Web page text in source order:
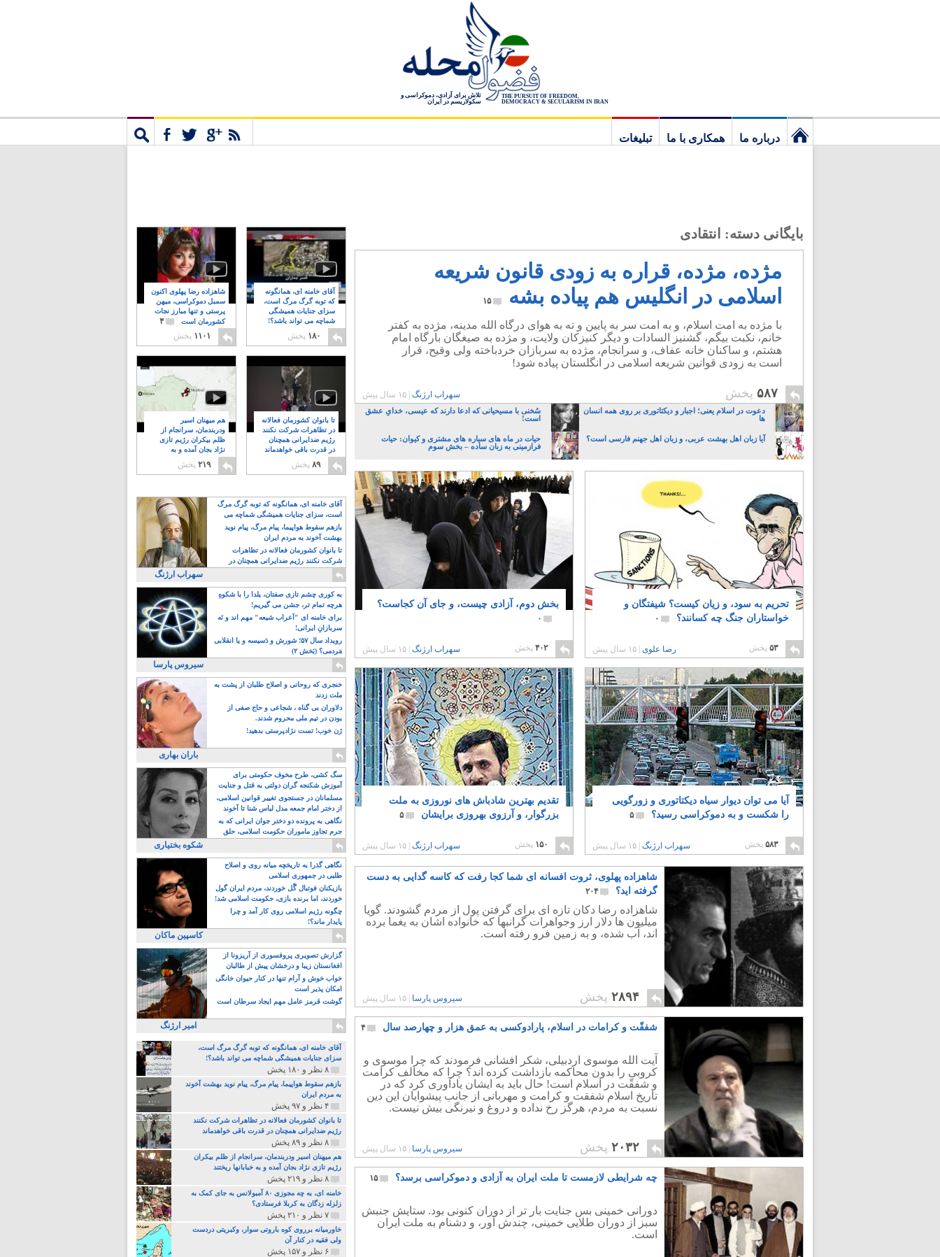
THE PURSUIT OF FREEDOM,
DEMOCRACY & SECULARISM IN IRAN
تلاش برای آزادی، دموکراسی و
سکولاریسم در ایران
درباره ما همکاری با ما
تبلیغات
بایگانی دسته: انتقادی
مژده، مژده، قراره به زودی قانون شریعه
اسلامی در انگلیس هم پیاده بشه
۱۵
با مژده به امت اسلام، و به امت سر به پایین و ته به هوای درگاه الله مدینه، مژده به کفتر
خانم، نکبت بیگم، گشنیز السادات و دیگر کنیزکان ولایت، و مژده به صیغگان بارگاه امام
هشتم، و ساکنان خانه عفاف، و سرانجام، مژده به سربازان خردباخته ولی وقیح، قرار
است به زودی قوانین شریعه اسلامی در انگلستان پیاده شود!
۵۸۷ پخش سهراب ارژنگ ۱۵ سال پیش
دعوت در اسلام یعنی؛ اجبار و دیکتاتوری بر روی همه انسان
ها
سُخنی با مسیحیانی که ادعا دارند که عیسی، خدایِ عشق
است!
آیا زبان اهل بهشت عربی، و زبان اهل جهنم فارسی است؟
حیات در ماه های سیاره های مشتری و کیوان: حیات
فرازمینی به زبان ساده – بخش سوم
تحریم به سود، و زیان کیست؟ شیفتگان و
خواستاران جنگ چه کسانند؟
۰
۵۳ پخش رضا علوی |۱۵ سال پیش
بخش دوم، آزادی چیست، و جای آن کجاست؟
۰
۴۰۲پخش سهراب ارژنگ ۱۵ سال پیش
آیا می توان دیوار سیاه دیکتاتوری و زورگویی
را شکست و به دموکراسی رسید؟
۵
۵۸۳ پخش سهراب ارژنگ |۱۵ سال پیش
تقدیم بهترین شادباش های نوروزی به ملت
بزرگوار، و آرزوی بهروزی برایشان
۵
۱۵۰ پخش سهراب ارژنگ ۱۵ سال پیش
شاهزاده پهلوی، ثروت افسانه ای شما کجا رفت که کاسه گدایی به دست
گرفته اید؟
۲۰۴
شاهزاده رضا دکان تازه ای برای گرفتن پول از مردم گشودند. گویا
میلیون ها دلار ارز وجواهرات گرانبها که خانواده اشان به یغما برده
اند، آب شده، و به زمین فرو رفته است.
۲۸۹۴ پخش سیروس پارسا ۱۵ سال پیش
شفقّت و کرامات در اسلام، پارادوکسی به عمق هزار و چهارصد سال ۴
آیت الله موسوی اردبیلی، شکر افشانی فرمودند که چرا موسوی و
کروبی را بدون محاکمه بازداشت کرده اند؟ چرا که مخالف کرامت
و شفقّت در اسلام است! حال باید به ایشان یادآوری کرد که در
تاریخ اسلام شفقت و کرامت و مهربانی از جانب پیشوایان این دین
نسبت به مردم، هرگز رخ نداده و دروغ و نیرنگی بیش نیست.
۲۰۳۲ پخش سیروس پارسا ۱۵ سال پیش
چه شرایطی لازمست تا ملت ایران به آزادی و دموکراسی برسد؟ ۱۵
دورانی خمینی بس جنایت بار تر از دوران کنونی بود. ستایش جنبش
سبز از دوران طلایی خمینی، چندش آور، و دشنام به ملت ایران
است.
شاهزاده رضا پهلوی اکنون
سمبل دموکراسی، میهن
پرستی و تنها مبارز نجات
کشورمان است
۴
۱۱۰۱ پخش
آقای خامنه ای، همانگونه
که توبه گرگ مرگ است،
سزای جنایات همیشگی
شماچه می تواند باشد؟!
۸
۱۸۰ پخش
هم میهنان اسیر
ودربندمان، سرانجام از
ظلم بیکران رژیم تازی
نژاد بجان آمده و به
۲۱۹ پخش
تا بانوان کشورمان فعالانه
در تظاهرات شرکت نکنند
رژیم ضدایرانی همچنان
در قدرت باقی خواهدماند
۸
۸۹ پخش
آقای خامنه ای، همانگونه که توبه گرگ مرگ
است، سزای جنایات همیشگی شماچه می
تواند باشد؟!
بازهم سقوط هواپیما، پیام مرگ، پیام نوید
بهشت آخوند به مردم ایران
تا بانوان کشورمان فعالانه در تظاهرات
شرکت نکنند رژیم ضدایرانی همچنان در
قدرت باقی خواهدماند
سهراب ارژنگ
به کوری چشم تازی صفتان، یلدا را با شکوهِ
هرچه تمام تر، جشن می گیریم!
برای خامنه ای "اَعراب شیعه" مهم اند و نَه
سربازانِ ایرانی!
رویداد سال ۵۷؛ شورش و دَسیسه و یا انقلابی
مَردمی؟ (بَخش ۲)
سیروس پارسا
خنجری که روحانی و اصلاح طلبان از پشت به
ملت زدند
دلاوران بی گناه ، شجاعی و حاج صفی از
بودن در تیم ملی محروم شدند.
ژن خوب! تست نژادپرستی بدهید!
باران بهاری
سگ کشی، طرح مخوف حکومتی برای
آموزش شکنجه گران دولتی به قتل و جنایت
بیشتر
مسلمانان در جستجوی تغییر قوانین اسلامی،
از دختر امام جمعه مدل لباس شنا تا آخوند
مسلمان همجنسگرا!
نگاهی به پرونده دو دختر جوان ایرانی که به
جرم تجاوز ماموران حکومت اسلامی، حلق
آویز شدند!
شکوه بختیاری
نگاهی گذرا به تاریخچه میانه روی و اصلاح
طلبی در جمهوری اسلامی
بازیکنان فوتبال گًل خوردند، مردم ایران گول
خوردند، اما برنده بازی، حکومت اسلامی شد!
چگونه رژیم اسلامی روی کار آمد و چرا
پایدار ماند؟!
کاسپین ماکان
گزارش تصویری پروفسوری از آریزونا از
افغانستان زیبا و درخشان پیش از طالبان
خواب خوش و آرام تنها در کنار حیوان خانگی
امکان پذیر است
گوشت قرمز عامل مهم ایجاد سرطان است
امیر ارژنگ
آقای خامنه ای، همانگونه که توبه گرگ مرگ است،
سزای جنایات همیشگی شماچه می تواند باشد؟!
۸ نظر و ۱۸۰ پخش
بازهم سقوط هواپیما، پیام مرگ، پیام نوید بهشت آخوند
به مردم ایران
۴ نظر و ۹۷ پخش
تا بانوان کشورمان فعالانه در تظاهرات شرکت نکنند
رژیم ضدایرانی همچنان در قدرت باقی خواهدماند
۸ نظر و ۸۹ پخش
هم میهنان اسیر ودربندمان، سرانجام از ظلم بیکران
رژیم تازی نژاد بجان آمده و به خبابانها ریختند
۸ نظر و ۲۱۹ پخش
خامنه ای، به چه مجوزی ۸۰ آمبولانس به جای کمک به
زلزله زدگان به کربلا فرستادی؟
۷ نظر و ۲۱۰ پخش
خاورمیانه برروی کوه باروتی سوار، وکبریتی دردست
ولی فقیه در کنار آن
۶ نظر و ۱۵۷ پخش